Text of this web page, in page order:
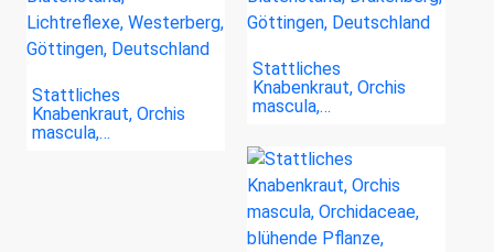
Stattliches
Knabenkraut, Orchis
mascula,…
Stattliches
Knabenkraut, Orchis
mascula,…